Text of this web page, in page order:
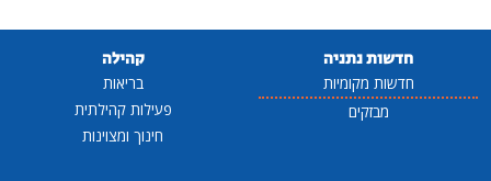
חדשות נתניה
חדשות מקומיות
מבזקים
קהילה
בריאות
פעילות קהילתית
חינוך ומצוינות